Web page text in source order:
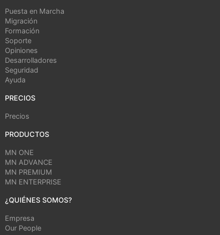
Puesta en Marcha
Migración
Formación
Soporte
Opiniones
Desarrolladores
Seguridad
Ayuda
PRECIOS
Precios
PRODUCTOS
MN ONE
MN ADVANCE
MN PREMIUM
MN ENTERPRISE
¿QUIÉNES SOMOS?
Empresa
Our People